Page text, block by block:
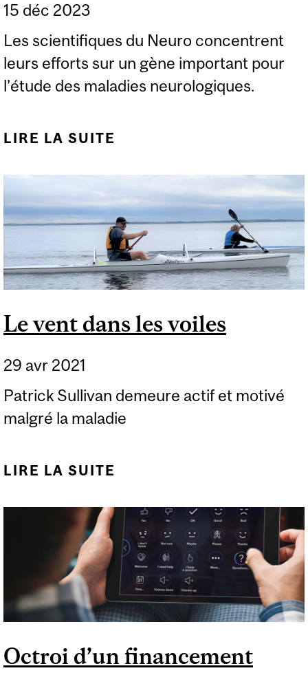
15 déc 2023
Les scientifiques du Neuro concentrent
leurs efforts sur un gène important pour
l’étude des maladies neurologiques.
LIRE LA SUITE
OUVERTE PORTE SUR
UN GÈNE LIÉ AUX
TROUBLES
NEURODÉGÉNÉRATIFS
Le vent dans les voiles
29 avr 2021
Patrick Sullivan demeure actif et motivé
malgré la maladie
LIRE LA SUITE
Octroi d’un financement